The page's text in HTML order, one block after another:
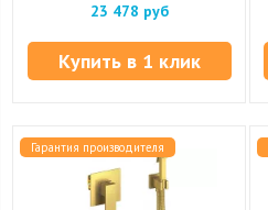
23 478 руб
Купить в 1 клик
Гарантия производителя